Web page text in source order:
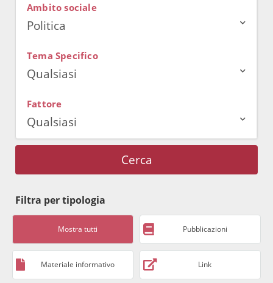
Ambito sociale
Politica
Tema Specifico
Qualsiasi
Fattore
Qualsiasi
Cerca
Filtra per tipologia
Mostra tutti Pubblicazioni
Materiale informativo Link